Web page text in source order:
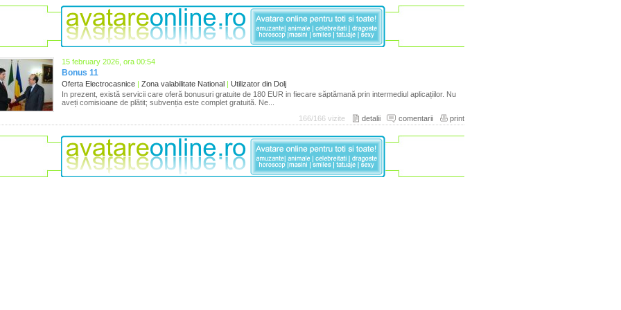
15 february 2026, ora 00:54
Bonus 11
Oferta Electrocasnice | Zona valabilitate National | Utilizator din Dolj
In prezent, există servicii care oferă bonusuri gratuite de 180 EUR in fiecare săptămană prin intermediul aplicațiilor. Nu
aveți comisioane de plătit; subvenția este complet gratuită. Ne...
166/166 vizite
detalii comentarii print